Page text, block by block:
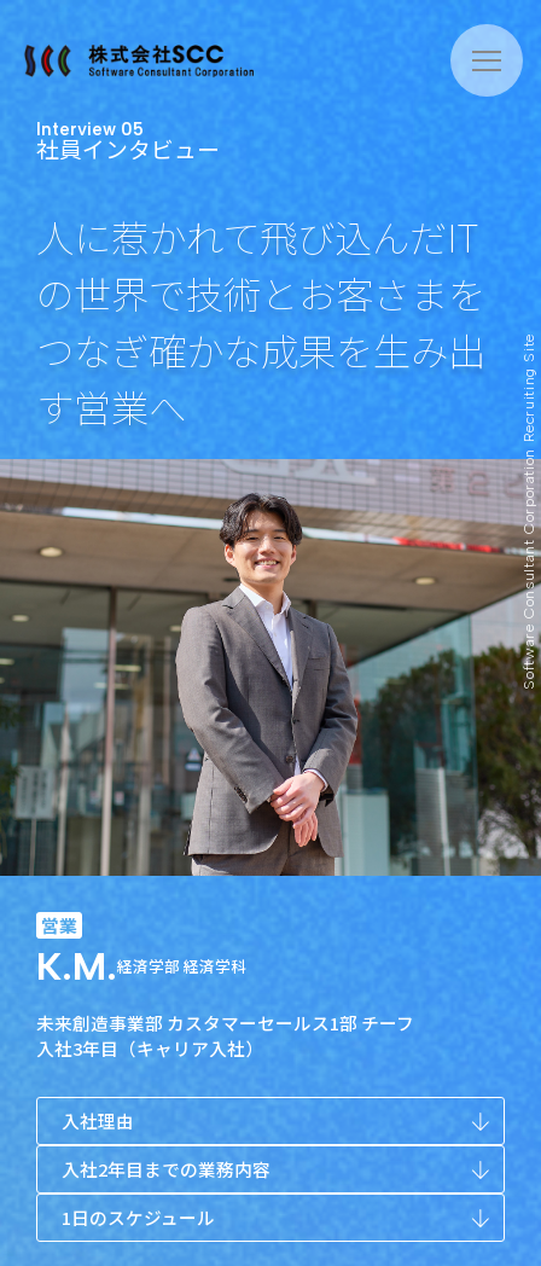
Interview
Work
Environment
Information
Recruit
ENTRY
Interview 05
社員インタビュー
人に惹かれて飛び込んだIT
の世界で技術とお客さまを
つなぎ確かな成果を生み出
す営業へ
営業
K.M.経済学部 経済学科
未来創造事業部 カスタマーセールス1部 チーフ
入社3年目（キャリア入社）
入社理由
入社2年目までの業務内容
1日のスケジュール